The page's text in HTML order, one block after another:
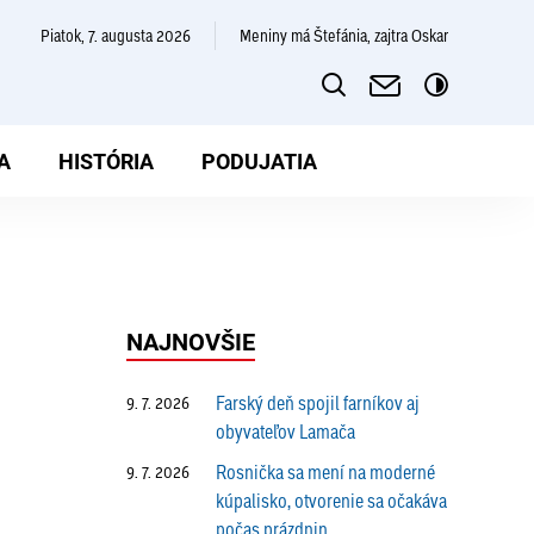
piatok, 7. augusta 2026 Meniny má Štefánia, zajtra Oskar
HISTÓRIA PODUJATIA
NAJNOVŠIE
9. 7. 2026
Farský deň spojil farníkov aj
obyvateľov Lamača
9. 7. 2026
Rosnička sa mení na moderné
kúpalisko, otvorenie sa očakáva